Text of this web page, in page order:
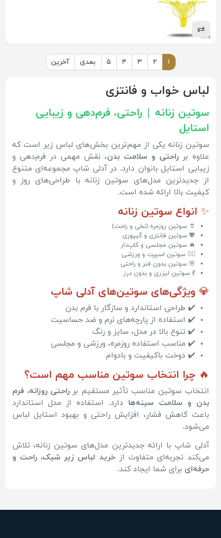
۱ ۲ ۳ ۴ ۵ بعدی آخرین
لباس خواب و فانتزی
سوتین زنانه | راحتی، فرم‌دهی و زیبایی
استایل
سوتین زنانه یکی از مهم‌ترین بخش‌های لباس زیر است که
علاوه بر راحتی و سلامت بدن، نقش مهمی در فرم‌دهی و
زیبایی استایل بانوان دارد. در آدلی شاپ مجموعه‌ای متنوع
از جدیدترین مدل‌های سوتین زنانه با طراحی‌های روز و
کیفیت بالا ارائه شده است.
✨ انواع سوتین زنانه
👙 سوتین روزمره (نخی و راحت)
💖 سوتین فانتزی و گیپوری
🔥 سوتین مجلسی و کاپ‌دار
🏃‍♀️ سوتین اسپرت و ورزشی
🌸 سوتین بدون فنر و راحتی
💃 سوتین لیزری و بدون درز
💎 ویژگی‌های سوتین‌های آدلی شاپ
✔️ طراحی استاندارد و سازگار با فرم بدن
✔️ استفاده از پارچه‌های نرم و ضد حساسیت
✔️ تنوع بالا در مدل، سایز و رنگ
✔️ مناسب استفاده روزمره، ورزشی و مجلسی
✔️ دوخت باکیفیت و بادوام
🔥 چرا انتخاب سوتین مناسب مهم است؟
انتخاب سوتین مناسب تأثیر مستقیم بر راحتی روزانه، فرم
بدن و سلامت سینه‌ها دارد. استفاده از مدل استاندارد
باعث کاهش فشار، افزایش راحتی و بهبود استایل لباس
می‌شود.
آدلی شاپ با ارائه جدیدترین مدل‌های سوتین زنانه، تلاش
می‌کند تجربه‌ای متفاوت از خرید لباس زیر شیک، راحت و
حرفه‌ای برای شما ایجاد کند.